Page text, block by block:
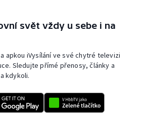
svět vždy u sebe i na
apkou iVysílání ve své chytré televizi
Sledujte přímé přenosy, články a
kdykoli.